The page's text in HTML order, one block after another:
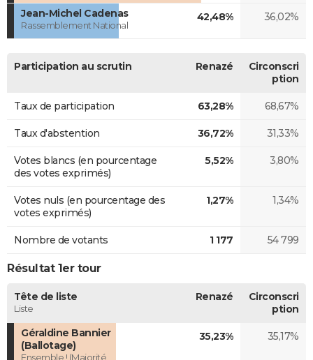
Jean-Michel Cadenas
Rassemblement National
42,48% 36,02%
Participation au scrutin Renazé
Circonscri
ption
Taux de participation 63,28% 68,67%
Taux d'abstention 36,72% 31,33%
Votes blancs (en pourcentage
des votes exprimés)
5,52% 3,80%
Votes nuls (en pourcentage des
votes exprimés)
1,27% 1,34%
Nombre de votants 1 177 54 799
Résultat 1er tour
Tête de liste
Liste
Renazé
Circonscri
ption
Géraldine Bannier
(Ballotage)
Ensemble ! (Majorité
35,23% 35,17%